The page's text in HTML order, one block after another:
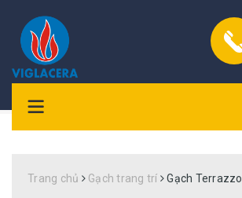
Trang chủ Gạch trang trí Gạch Terrazzo